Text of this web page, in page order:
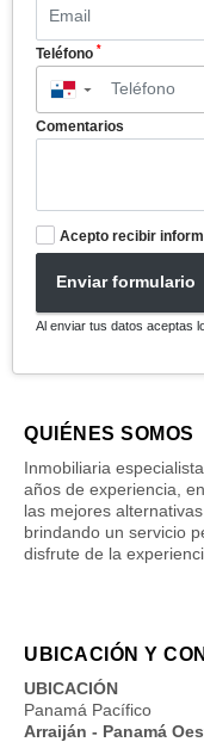
Teléfono *
▼
Comentarios
Acepto recibir
Enviar formulario
Al enviar tus datos aceptas
QUIÉNES SOMOS
Inmobiliaria
años de experiencia,
las mejores
brindando un servicio
disfrute de la
UBICACIÓN Y
UBICACIÓN
Panamá Pacífico
Arraiján - Panamá